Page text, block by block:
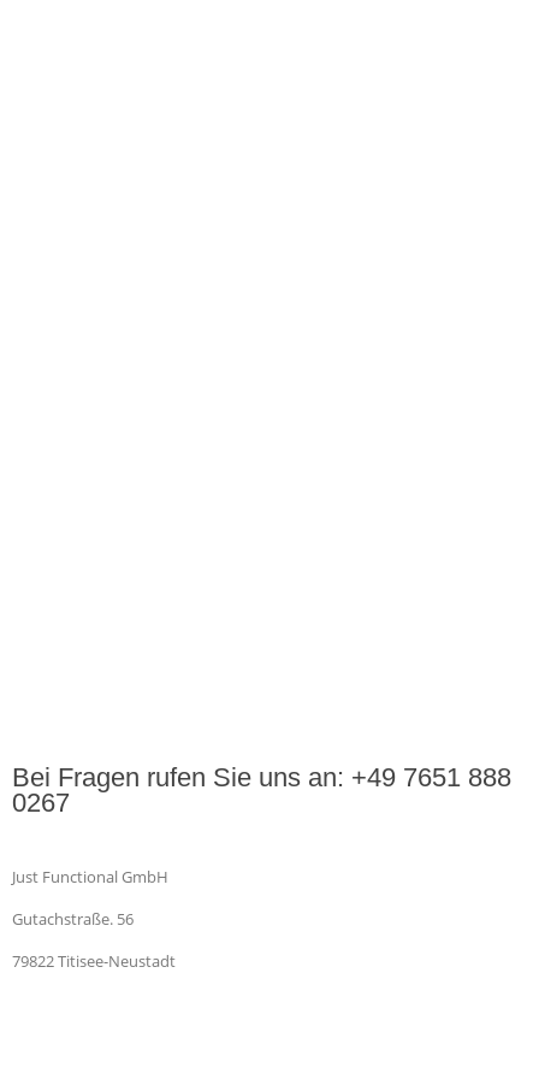
Bei Fragen rufen Sie uns an: +49 7651 888
0267
Just Functional GmbH
Gutachstraße. 56
79822 Titisee-Neustadt